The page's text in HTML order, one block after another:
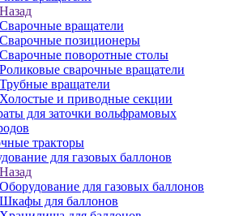
Назад
Сварочные вращатели
Сварочные позиционеры
Сварочные поворотные столы
Роликовые сварочные вращатели
Трубные вращатели
Холостые и приводные секции
для заточки вольфрамовых
тракторы
для газовых баллонов
Назад
Оборудование для газовых баллонов
Шкафы для баллонов